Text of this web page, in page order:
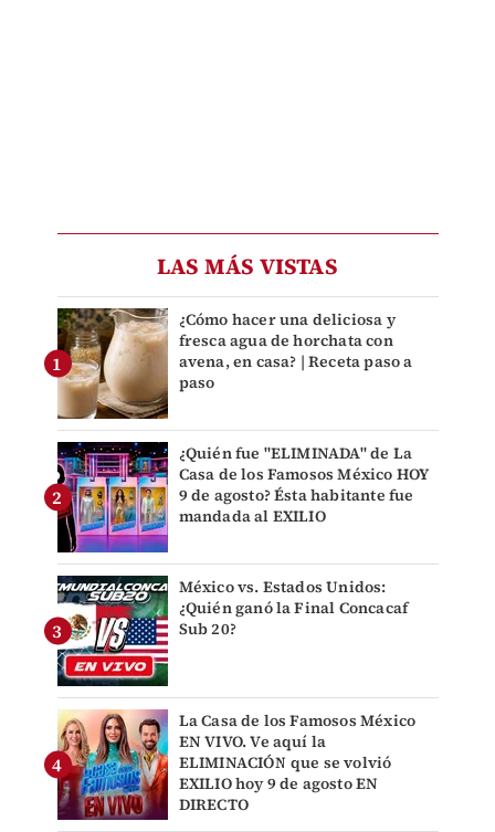
LAS MÁS VISTAS
¿Cómo hacer una deliciosa y
fresca agua de horchata con
avena, en casa? | Receta paso a
paso
¿Quién fue "ELIMINADA" de La
Casa de los Famosos México HOY
9 de agosto? Ésta habitante fue
mandada al EXILIO
México vs. Estados Unidos:
¿Quién ganó la Final Concacaf
Sub 20?
La Casa de los Famosos México
EN VIVO. Ve aquí la
ELIMINACIÓN que se volvió
EXILIO hoy 9 de agosto EN
DIRECTO